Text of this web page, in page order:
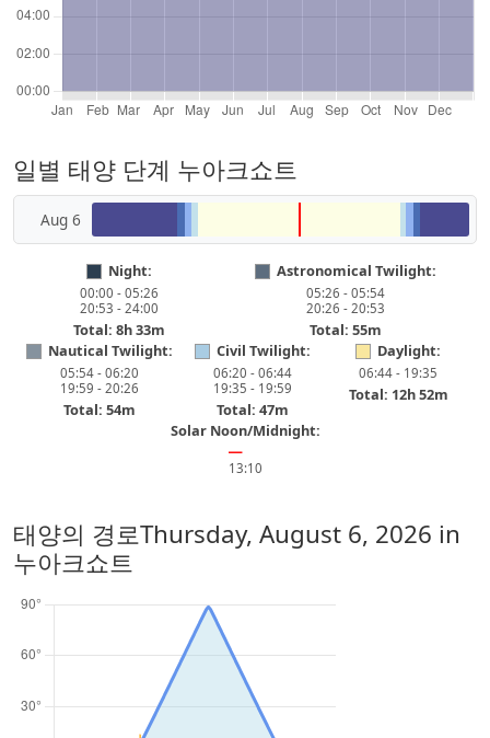
일별 태양 단계 누아크쇼트
Aug 6
Night:
00:00 - 05:26
20:53 - 24:00
Total: 8h 33m
Astronomical Twilight:
05:26 - 05:54
20:26 - 20:53
Total: 55m
Nautical Twilight:
05:54 - 06:20
19:59 - 20:26
Total: 54m
Civil Twilight:
06:20 - 06:44
19:35 - 19:59
Total: 47m
Daylight:
06:44 - 19:35
Total: 12h 52m
Solar Noon/Midnight:
━
13:10
태양의 경로Thursday, August 6, 2026 in
누아크쇼트